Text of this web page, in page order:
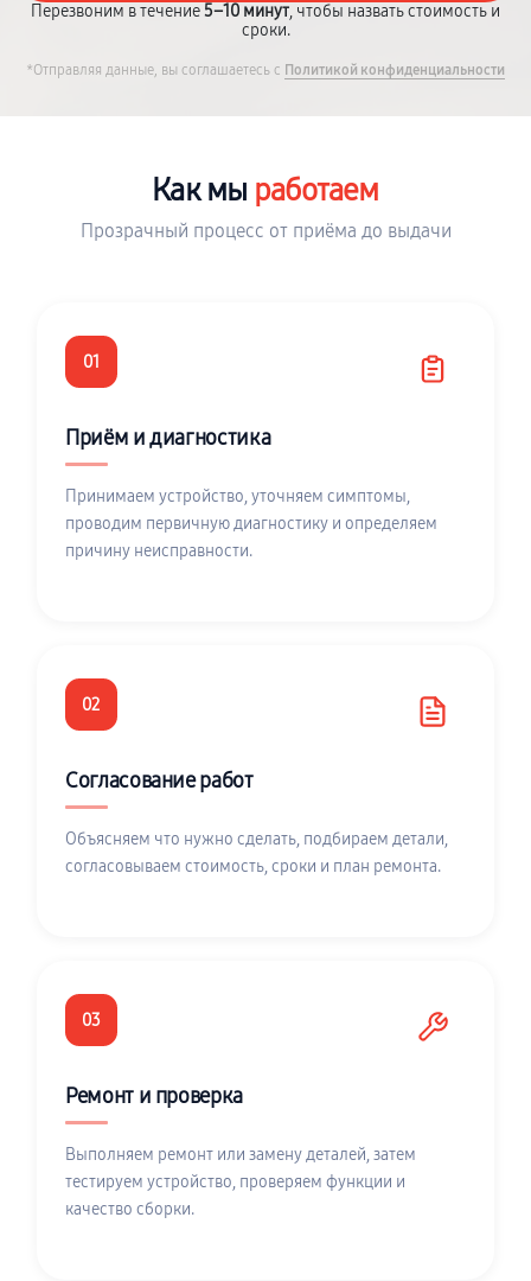
Перезвоним в течение 5–10 минут, чтобы назвать стоимость и
сроки.
*Отправляя данные, вы соглашаетесь с Политикой конфиденциальности
Как мы работаем
Прозрачный процесс от приёма до выдачи
01
Приём и диагностика
Принимаем устройство, уточняем симптомы,
проводим первичную диагностику и определяем
причину неисправности.
02
Согласование работ
Объясняем что нужно сделать, подбираем детали,
согласовываем стоимость, сроки и план ремонта.
03
Ремонт и проверка
Выполняем ремонт или замену деталей, затем
тестируем устройство, проверяем функции и
качество сборки.